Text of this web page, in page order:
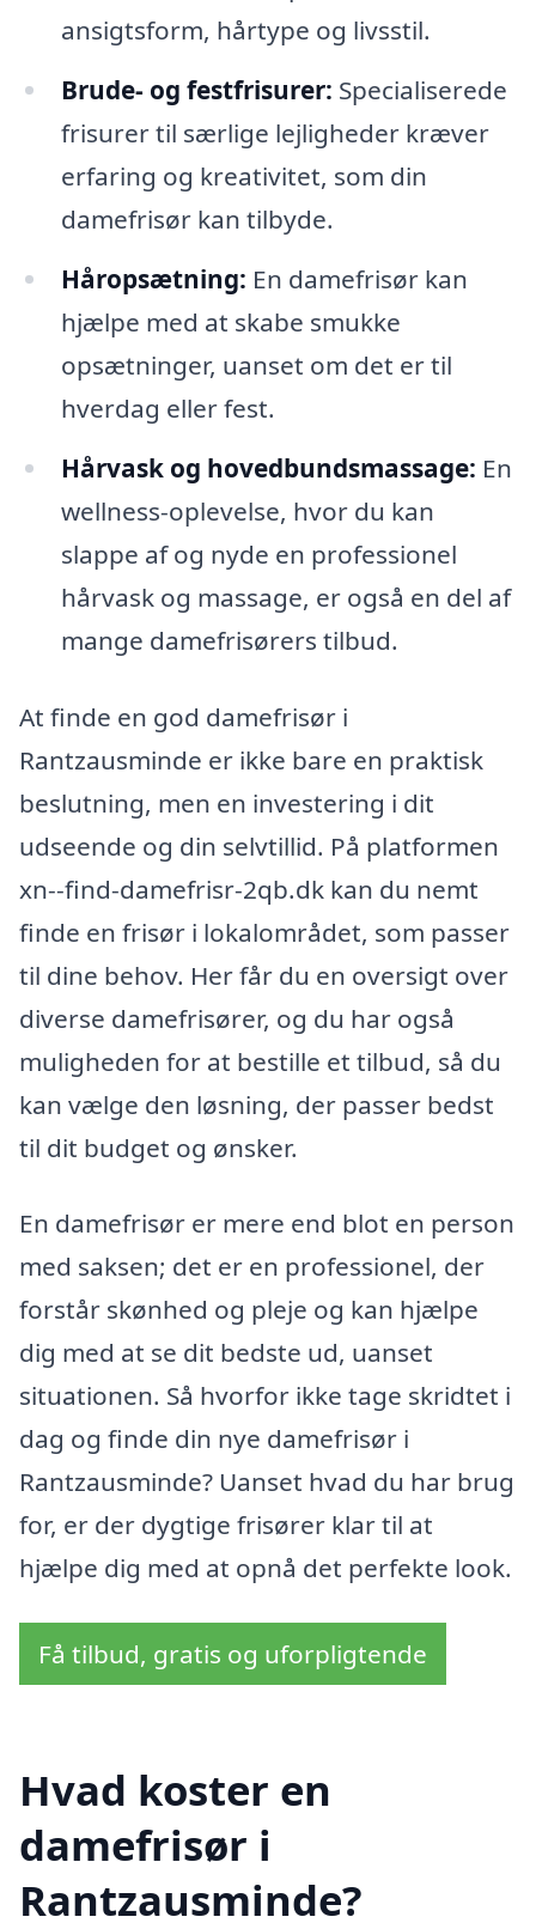
ansigtsform, hårtype og livsstil.
Brude- og festfrisurer: Specialiserede
frisurer til særlige lejligheder kræver
erfaring og kreativitet, som din
damefrisør kan tilbyde.
Håropsætning: En damefrisør kan
hjælpe med at skabe smukke
opsætninger, uanset om det er til
hverdag eller fest.
Hårvask og hovedbundsmassage: En
wellness-oplevelse, hvor du kan
slappe af og nyde en professionel
hårvask og massage, er også en del af
mange damefrisørers tilbud.
At finde en god damefrisør i
Rantzausminde er ikke bare en praktisk
beslutning, men en investering i dit
udseende og din selvtillid. På platformen
xn--find-damefrisr-2qb.dk kan du nemt
finde en frisør i lokalområdet, som passer
til dine behov. Her får du en oversigt over
diverse damefrisører, og du har også
muligheden for at bestille et tilbud, så du
kan vælge den løsning, der passer bedst
til dit budget og ønsker.
En damefrisør er mere end blot en person
med saksen; det er en professionel, der
forstår skønhed og pleje og kan hjælpe
dig med at se dit bedste ud, uanset
situationen. Så hvorfor ikke tage skridtet i
dag og finde din nye damefrisør i
Rantzausminde? Uanset hvad du har brug
for, er der dygtige frisører klar til at
hjælpe dig med at opnå det perfekte look.
Få tilbud, gratis og uforpligtende
Hvad koster en
damefrisør i
Rantzausminde?